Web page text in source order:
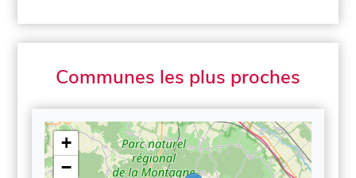
Communes les plus proches
+
−